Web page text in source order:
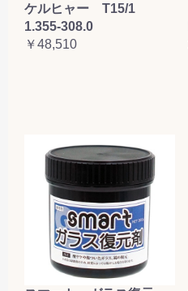
ケルヒャー T15/1
1.355-308.0
￥48,510